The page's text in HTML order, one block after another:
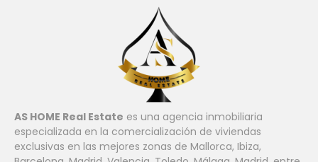
AS HOME Real Estate es una agencia inmobiliaria
especializada en la comercialización de viviendas
exclusivas en las mejores zonas de Mallorca, Ibiza,